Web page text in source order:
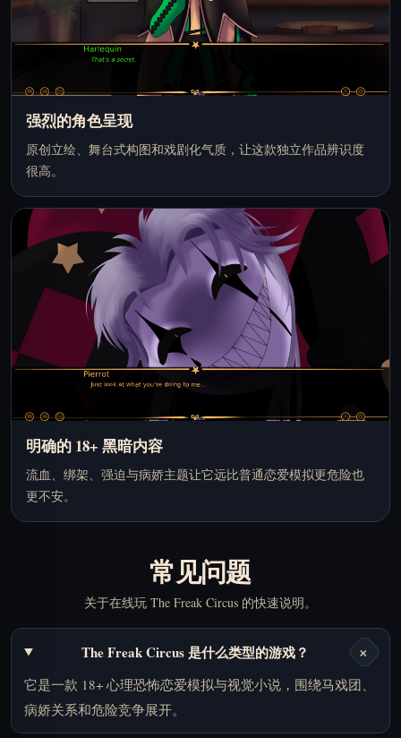
强烈的角色呈现
原创立绘、舞台式构图和戏剧化气质，让这款独立作品辨识度
很高。
明确的 18+ 黑暗内容
流血、绑架、强迫与病娇主题让它远比普通恋爱模拟更危险也
更不安。
常见问题
关于在线玩 The Freak Circus 的快速说明。
The Freak Circus 是什么类型的游戏？ +
它是一款 18+ 心理恐怖恋爱模拟与视觉小说，围绕马戏团、
病娇关系和危险竞争展开。